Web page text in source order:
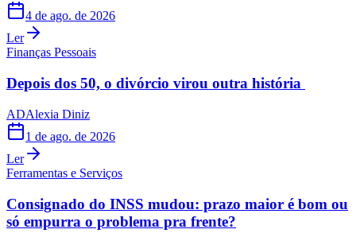
4 de ago. de 2026
Ler
Finanças Pessoais
Depois dos 50, o divórcio virou outra história
ADAlexia Diniz
1 de ago. de 2026
Ler
Ferramentas e Serviços
Consignado do INSS mudou: prazo maior é bom ou
só empurra o problema pra frente?